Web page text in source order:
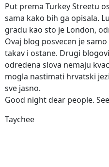
Put prema Turkey Streetu
sama kako bih ga opisala.
gradu kao sto je London,
Ovaj blog posvecen je
takav i ostane. Drugi
odredena slova nemaju
mogla nastimati hrvatski
sve jasno.
Good night dear people.
Taychee